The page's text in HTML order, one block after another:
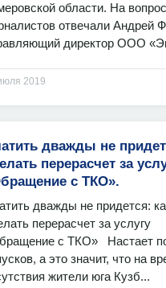
области. На
отвечали Андрей
директор ООО
2019
дважды не
перерасчет за
с ТКО».
дважды не придется:
перерасчет за услугу
с ТКО» Настает
а это значит, что на
жители юга Кузб...